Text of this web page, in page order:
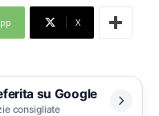
X
su Google
consigliate